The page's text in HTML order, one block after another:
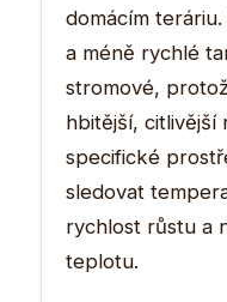
domácím
a méně rychlé
stromové,
hbitější, citlivější
specifické
sledovat
rychlost růstu a
teplotu.